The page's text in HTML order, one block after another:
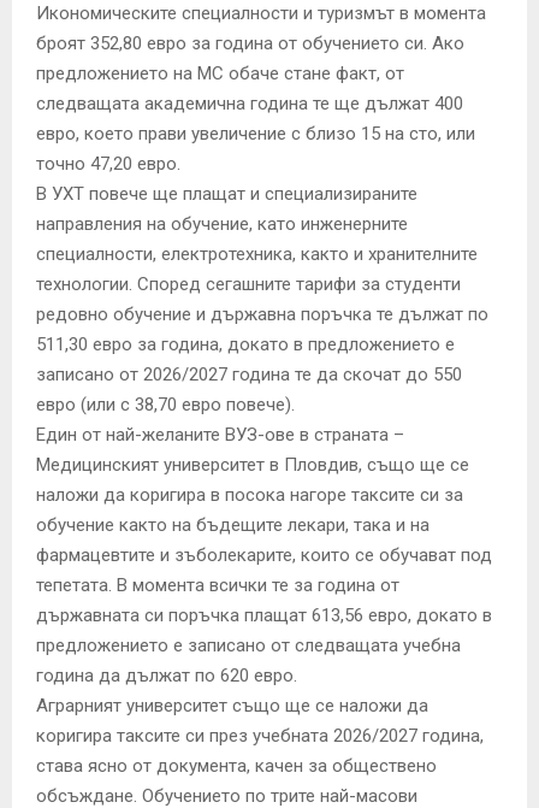
Икономическите специалности и туризмът в момента
броят 352,80 евро за година от обучението си. Ако
предложението на МС обаче стане факт, от
следващата академична година те ще дължат 400
евро, което прави увеличение с близо 15 на сто, или
точно 47,20 евро.
В УХТ повече ще плащат и специализираните
направления на обучение, като инженерните
специалности, електротехника, както и хранителните
технологии. Според сегашните тарифи за студенти
редовно обучение и държавна поръчка те дължат по
511,30 евро за година, докато в предложението е
записано от 2026/2027 година те да скочат до 550
евро (или с 38,70 евро повече).
Един от най-желаните ВУЗ-ове в страната –
Медицинският университет в Пловдив, също ще се
наложи да коригира в посока нагоре таксите си за
обучение както на бъдещите лекари, така и на
фармацевтите и зъболекарите, които се обучават под
тепетата. В момента всички те за година от
държавната си поръчка плащат 613,56 евро, докато в
предложението е записано от следващата учебна
година да дължат по 620 евро.
Аграрният университет също ще се наложи да
коригира таксите си през учебната 2026/2027 година,
става ясно от документа, качен за обществено
обсъждане. Обучението по трите най-масови